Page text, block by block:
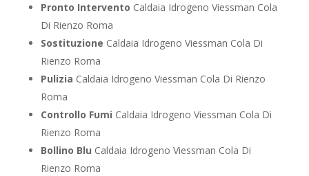
Pronto Intervento Caldaia Idrogeno Viessman Cola
Di Rienzo Roma
Sostituzione Caldaia Idrogeno Viessman Cola Di
Rienzo Roma
Pulizia Caldaia Idrogeno Viessman Cola Di Rienzo
Roma
Controllo Fumi Caldaia Idrogeno Viessman Cola Di
Rienzo Roma
Bollino Blu Caldaia Idrogeno Viessman Cola Di
Rienzo Roma